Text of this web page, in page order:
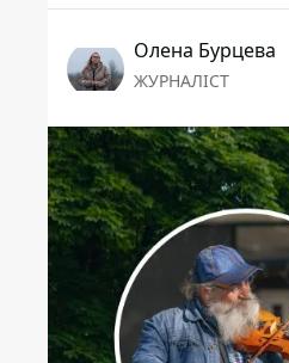
Олена Бурцева
ЖУРНАЛІСТ